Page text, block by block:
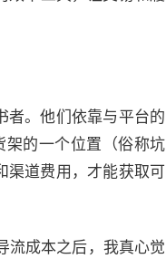
。他们依靠与平台的
架的一个位置（俗称坑
渠道费用，才能获取可
流成本之后，我真心觉